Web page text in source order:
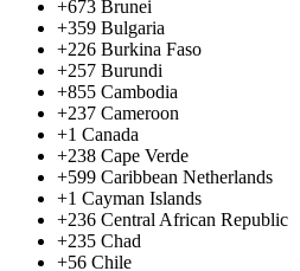
+673 Brunei
+359 Bulgaria
+226 Burkina Faso
+257 Burundi
+855 Cambodia
+237 Cameroon
+1 Canada
+238 Cape Verde
+599 Caribbean Netherlands
+1 Cayman Islands
+236 Central African Republic
+235 Chad
+56 Chile